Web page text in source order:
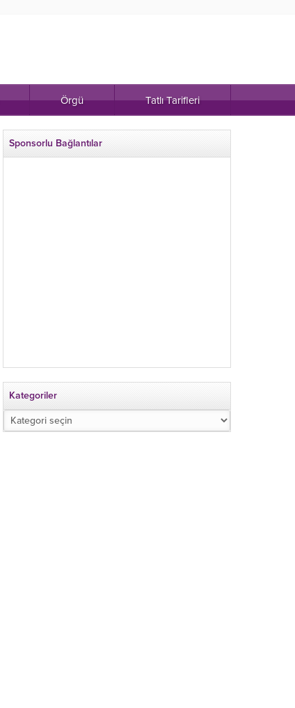
Örgü Tatlı Tarifleri
Sponsorlu Bağlantılar
Kategoriler
Kategoriler